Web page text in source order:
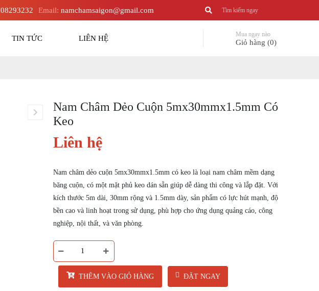
Email: namchamsaigon@gmail.com
TIN TỨC LIÊN HỆ
Mua ngay nào
Giỏ hàng (0)
Nam Châm Dẻo Cuộn 5mx30mmx1.5mm Có
Keo
Liên hệ
Nam châm dẻo cuộn 5mx30mmx1.5mm có keo là loại nam châm mềm dạng
băng cuộn, có một mặt phủ keo dán sẵn giúp dễ dàng thi công và lắp đặt. Với
kích thước 5m dài, 30mm rộng và 1.5mm dày, sản phẩm có lực hút mạnh, độ
bền cao và linh hoạt trong sử dụng, phù hợp cho ứng dụng quảng cáo, công
nghiệp, nội thất, và văn phòng.
THÊM VÀO GIỎ HÀNG ĐẶT NGAY